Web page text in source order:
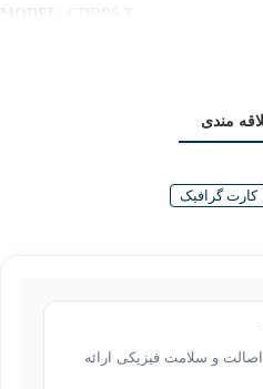
MODEL:
GDDR6 X
مندی
کارت گرافیک
اصالت و سلامت فیزیکی ارائه